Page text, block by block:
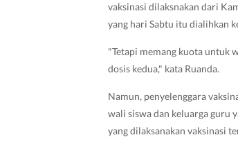
vaksinasi dilaksnakan dari
yang hari Sabtu itu dialihkan
"Tetapi memang kuota untuk
dosis kedua," kata Ruanda.
Namun, penyelenggara
wali siswa dan keluarga guru
yang dilaksanakan vaksinasi